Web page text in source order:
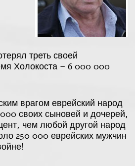
треть своей
Холокоста – 6 000 000
врагом еврейский народ
своих сыновей и дочерей,
чем любой другой народ
250 000 еврейских мужчин